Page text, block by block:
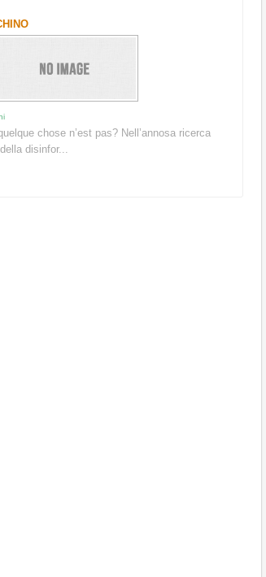
chose n’est pas? Nell’annosa ricerca
disinfor...